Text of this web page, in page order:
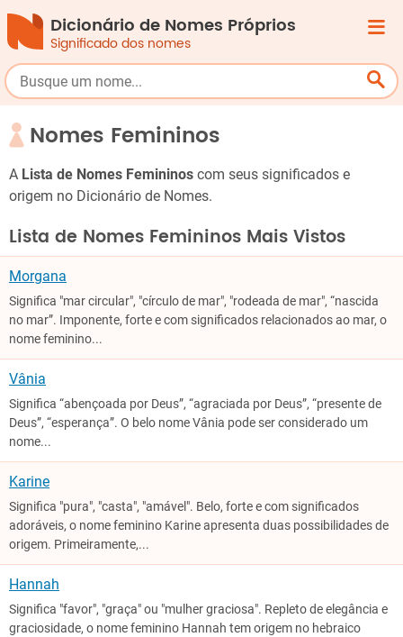
Dicionário de Nomes Próprios
Significado dos nomes
Nomes Femininos
A Lista de Nomes Femininos com seus significados e
origem no Dicionário de Nomes.
Lista de Nomes Femininos Mais Vistos
Morgana
Significa "mar circular", "círculo de mar", "rodeada de mar", “nascida
no mar”. Imponente, forte e com significados relacionados ao mar, o
nome feminino...
Vânia
Significa “abençoada por Deus”, “agraciada por Deus”, “presente de
Deus”, “esperança”. O belo nome Vânia pode ser considerado um
nome...
Karine
Significa "pura", "casta", "amável". Belo, forte e com significados
adoráveis, o nome feminino Karine apresenta duas possibilidades de
origem. Primeiramente,...
Hannah
Significa "favor", "graça" ou "mulher graciosa". Repleto de elegância e
graciosidade, o nome feminino Hannah tem origem no hebraico